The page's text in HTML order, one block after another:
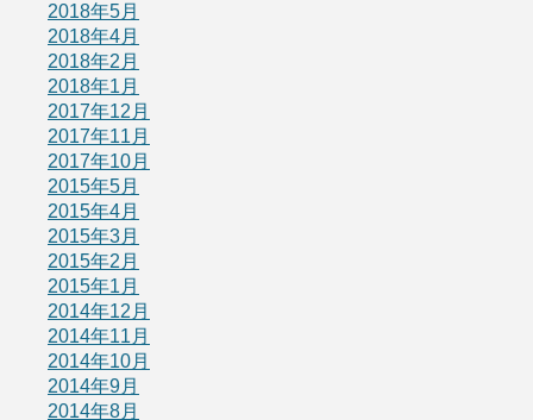
2018年5月
2018年4月
2018年2月
2018年1月
2017年12月
2017年11月
2017年10月
2015年5月
2015年4月
2015年3月
2015年2月
2015年1月
2014年12月
2014年11月
2014年10月
2014年9月
2014年8月